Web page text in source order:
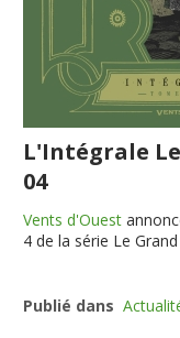
L'Intégrale
04
Vents d'Ouest
4 de la série Le
Publié dans